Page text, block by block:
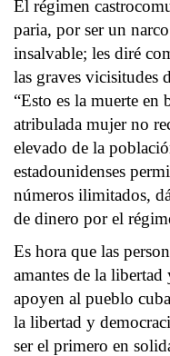
El régimen
paria, por ser un
insalvable; les diré
las graves vicisitudes
“Esto es la muerte en
atribulada mujer no
elevado de la
estadounidenses
números ilimitados,
de dinero por el
Es hora que las
amantes de la
apoyen al pueblo
la libertad y
ser el primero en